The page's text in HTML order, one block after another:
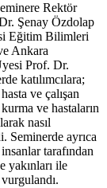
Rektör
Şenay Özdolap
Eğitim Bilimleri
Ankara
Prof. Dr.
katılımcılara;
ve çalışan
ve hastaların
nasıl
Seminerde ayrıca
tarafından
yakınları ile